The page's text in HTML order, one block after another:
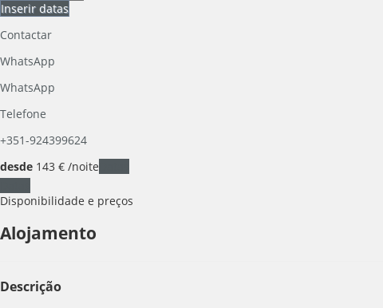
Inserir datas
Contactar
WhatsApp
WhatsApp
Telefone
+351-924399624
desde 143 € /noite
Disponibilidade e preços
Alojamento
Descrição